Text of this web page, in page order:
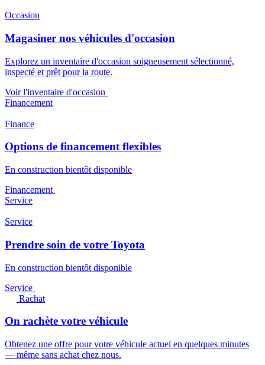
Occasion
Magasiner nos véhicules d'occasion
Explorez un inventaire d'occasion soigneusement sélectionné,
inspecté et prêt pour la route.
Voir l'inventaire d'occasion
Financement
Finance
Options de financement flexibles
En construction bientôt disponible
Financement
Service
Service
Prendre soin de votre Toyota
En construction bientôt disponible
Service
Rachat
On rachète votre véhicule
Obtenez une offre pour votre véhicule actuel en quelques minutes
— même sans achat chez nous.